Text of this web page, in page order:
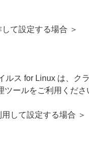
て設定する場合 ＞
ス for Linux は、ク
ツールをご利用くださ
して設定する場合 ＞